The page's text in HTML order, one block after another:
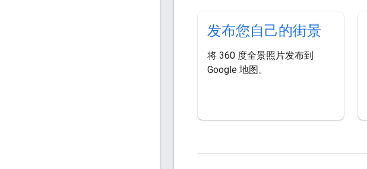
发布您自己的街景
将 360 度全景照片发布到
Google 地图。